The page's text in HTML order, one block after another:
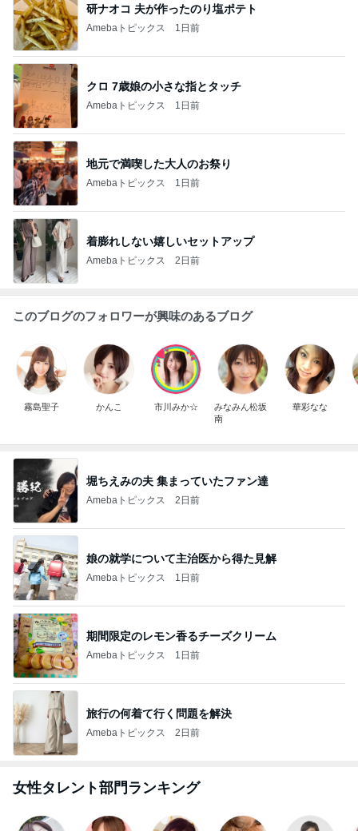
研ナオコ 夫が作ったのり塩ポテト
Amebaトピックス 1日前
クロ 7歳娘の小さな指とタッチ
Amebaトピックス 1日前
地元で満喫した大人のお祭り
Amebaトピックス 1日前
着膨れしない嬉しいセットアップ
Amebaトピックス 2日前
このブログのフォロワーが興味のあるブログ
霧島聖子 かんこ 市川みか☆
みなみん松坂
南
華彩なな
堀ちえみの夫 集まっていたファン達
Amebaトピックス 2日前
娘の就学について主治医から得た見解
Amebaトピックス 1日前
期間限定のレモン香るチーズクリーム
Amebaトピックス 1日前
旅行の何着て行く問題を解決
Amebaトピックス 2日前
女性タレント部門ランキング